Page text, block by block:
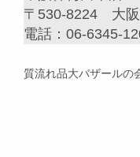
〒530-8224 大阪
電話：06-6345-
質流れ品大バザールの